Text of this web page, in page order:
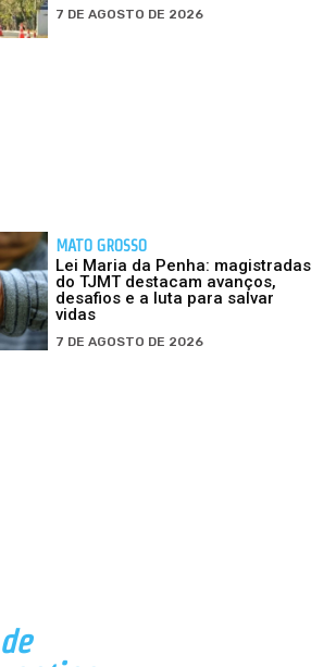
7 DE AGOSTO DE 2026
MATO GROSSO
Lei Maria da Penha: magistradas
do TJMT destacam avanços,
desafios e a luta para salvar
vidas
7 DE AGOSTO DE 2026